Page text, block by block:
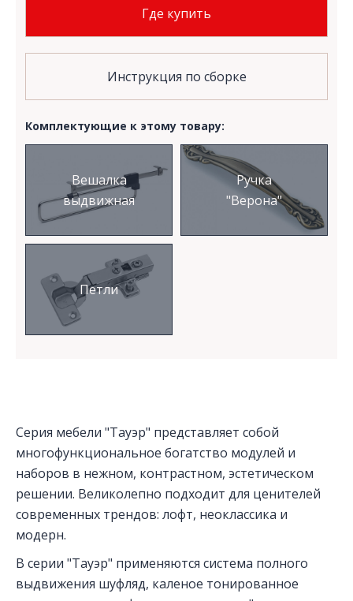
Комплектующие к этому товару:
Вешалка
выдвижная
Ручка
"Верона"
Петли
Где купить
Инструкция по сборке
Серия мебели "Тауэр" представляет собой
многофункциональное богатство модулей и
наборов в нежном, контрастном, эстетическом
решении. Великолепно подходит для ценителей
современных трендов: лофт, неоклассика и
модерн.
В серии "Тауэр" применяются система полного
выдвижения шуфляд, каленое тонированное